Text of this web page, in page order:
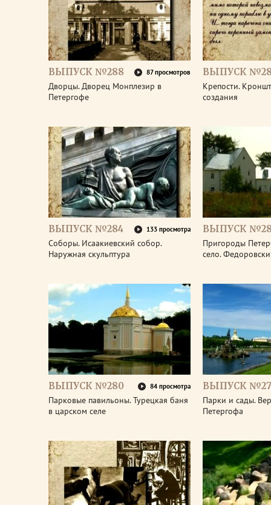
ВЫПУСК №288 87 просмотров
Дворцы. Дворец Монплезир в
Петергофе
ВЫПУСК
Крепости.
создания
ВЫПУСК №284 133 просмотра
Соборы. Исаакиевский собор.
Наружная скульптура
ВЫПУСК
Пригороды
село.
ВЫПУСК №280 84 просмотра
Парковые павильоны. Турецкая баня
в царском селе
ВЫПУСК
Парки и сады.
Петергофа